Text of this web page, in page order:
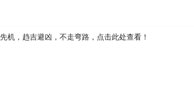
机，趋吉避凶，不走弯路，点击此处查看！